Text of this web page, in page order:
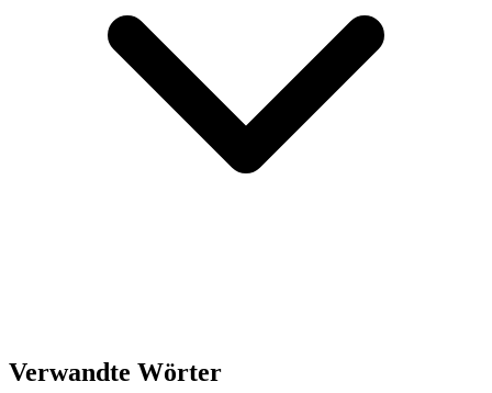
Verwandte Wörter